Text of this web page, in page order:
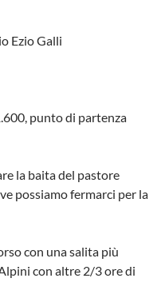
Ezio Galli
punto di partenza
la baita del pastore
possiamo fermarci per la
con una salita più
con altre 2/3 ore di